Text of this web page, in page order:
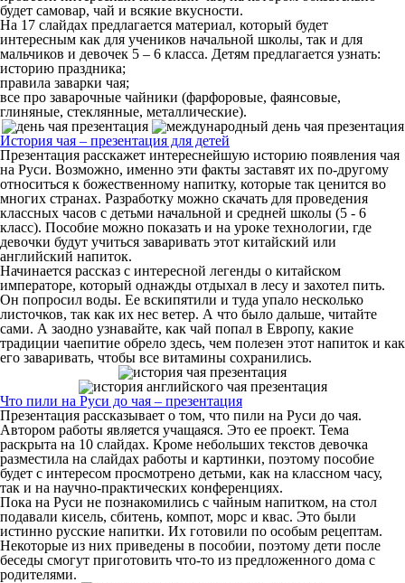
будет самовар, чай и всякие вкусности.
На 17 слайдах предлагается материал, который будет
интересным как для учеников начальной школы, так и для
мальчиков и девочек 5 – 6 класса. Детям предлагается узнать:
историю праздника;
правила заварки чая;
все про заварочные чайники (фарфоровые, фаянсовые,
глиняные, стеклянные, металлические).
История чая – презентация для детей
Презентация расскажет интереснейшую историю появления чая
на Руси. Возможно, именно эти факты заставят их по-другому
относиться к божественному напитку, которые так ценится во
многих странах. Разработку можно скачать для проведения
классных часов с детьми начальной и средней школы (5 - 6
класс). Пособие можно показать и на уроке технологии, где
девочки будут учиться заваривать этот китайский или
английский напиток.
Начинается рассказ с интересной легенды о китайском
императоре, который однажды отдыхал в лесу и захотел пить.
Он попросил воды. Ее вскипятили и туда упало несколько
листочков, так как их нес ветер. А что было дальше, читайте
сами. А заодно узнавайте, как чай попал в Европу, какие
традиции чаепитие обрело здесь, чем полезен этот напиток и как
его заваривать, чтобы все витамины сохранились.
Что пили на Руси до чая – презентация
Презентация рассказывает о том, что пили на Руси до чая.
Автором работы является учащаяся. Это ее проект. Тема
раскрыта на 10 слайдах. Кроме небольших текстов девочка
разместила на слайдах работы и картинки, поэтому пособие
будет с интересом просмотрено детьми, как на классном часу,
так и на научно-практических конференциях.
Пока на Руси не познакомились с чайным напитком, на стол
подавали кисель, сбитень, компот, морс и квас. Это были
истинно русские напитки. Их готовили по особым рецептам.
Некоторые из них приведены в пособии, поэтому дети после
беседы смогут приготовить что-то из предложенного дома с
родителями.